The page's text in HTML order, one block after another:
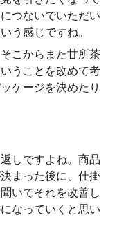
つないでいただい
う感じですね。
こからまた甘所茶
うことを改めて考
ケージを決めたり
しですよね。商品
まった後に、仕掛
いてそれを改善し
なっていくと思い